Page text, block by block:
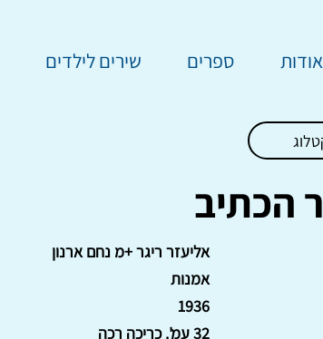
אודות ספרים שירים לילדים
הכתיב
אליעזר ריגר +מ נחם ארנון
אמנות
1936
32 עמ'. כריכה רכה